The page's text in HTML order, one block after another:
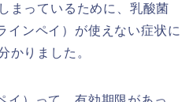
まっているために、乳酸菌
インペイ）が使えない症状に
かりました。